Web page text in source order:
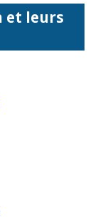
et leurs